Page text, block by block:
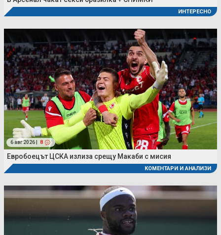
ИНТЕРЕСНО
6 авг 2026 | 8
Евробоецът ЦСКА излиза срещу Макаби с мисия
КОМЕНТАРИ И АНАЛИЗИ